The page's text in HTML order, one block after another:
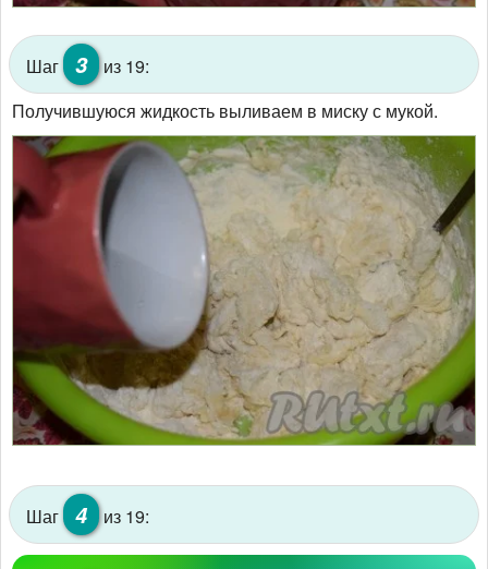
Шаг 3
из 19:
Получившуюся жидкость выливаем в миску с мукой.
Шаг 4 из 19: